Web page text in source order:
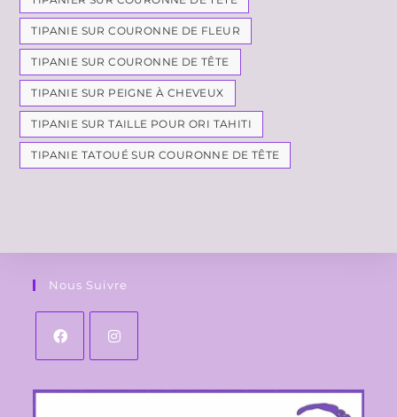
TIPANIE SUR COURONNE DE FLEUR
TIPANIE SUR COURONNE DE TÊTE
TIPANIE SUR PEIGNE À CHEVEUX
TIPANIE SUR TAILLE POUR ORI TAHITI
TIPANIE TATOUÉ SUR COURONNE DE TÊTE
Nous Suivre